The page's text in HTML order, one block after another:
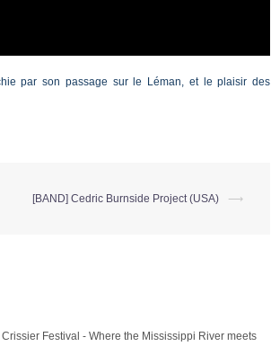
par son passage sur le Léman, et le plaisir des
[BAND] Cedric Burnside Project (USA) ⟶
Festival - Where the Mississippi River meets